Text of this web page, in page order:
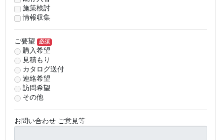
施策検討
情報収集
ご要望 必須
購入希望
見積もり
カタログ送付
連絡希望
訪問希望
その他
お問い合わせ ご意見等